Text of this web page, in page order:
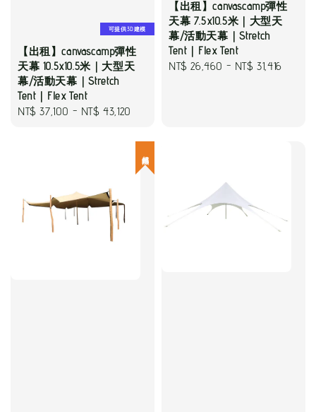
可提供3D建模
【出租】canvascamp彈性
天幕 10.5x10.5米｜大型天
幕/活動天幕｜Stretch
Tent｜Flex Tent
Regular
NT$ 37,100 - NT$ 43,120
【出租】canvascamp彈性
天幕 7.5x10.5米｜大型天
幕/活動天幕｜Stretch
Tent｜Flex Tent
Regular
NT$ 26,460 - NT$ 31,416